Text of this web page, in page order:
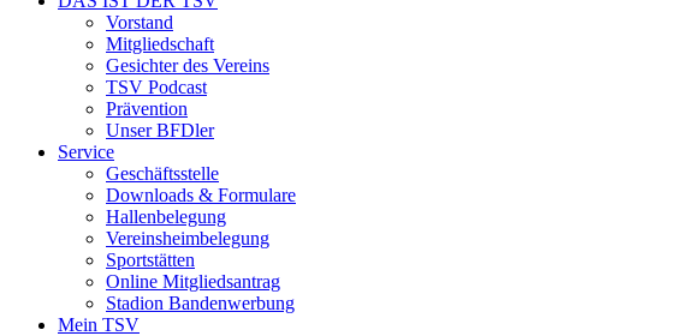
Vorstand
Mitgliedschaft
Gesichter des Vereins
TSV Podcast
Prävention
Unser BFDler
Service
Geschäftsstelle
Downloads & Formulare
Hallenbelegung
Vereinsheimbelegung
Sportstätten
Online Mitgliedsantrag
Stadion Bandenwerbung
Mein TSV